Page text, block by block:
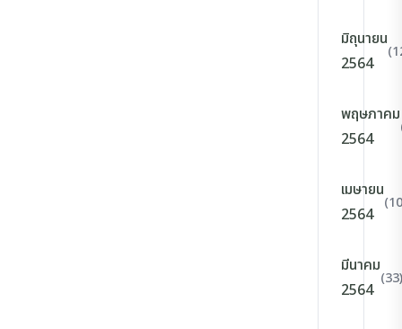
มิถุนายน
2564
พฤษภาคม
2564
เมษายน
2564
มีนาคม
2564
(33)